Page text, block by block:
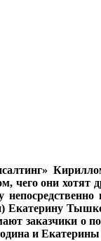
они хотят
заказчики о
и